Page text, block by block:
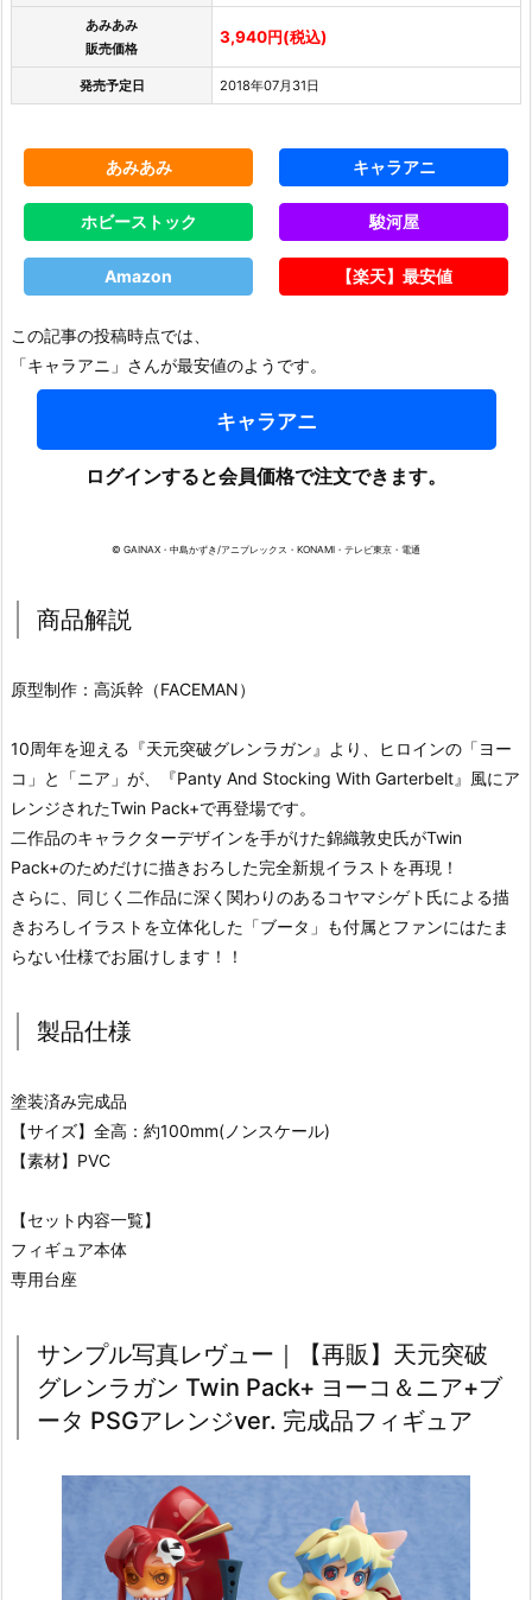
あみあみ
販売価格
3,940円(税込)
発売予定日 2018年07月31日
あみあみ キャラアニ
ホビーストック 駿河屋
Amazon 【楽天】最安値
この記事の投稿時点では、
「キャラアニ」さんが最安値のようです。
キャラアニ
ログインすると会員価格で注文できます。
© GAINAX・中島かずき/アニプレックス・KONAMI・テレビ東京・電通
商品解説
原型制作：高浜幹（FACEMAN）
10周年を迎える『天元突破グレンラガン』より、ヒロインの「ヨー
コ」と「ニア」が、『Panty And Stocking With Garterbelt』風にア
レンジされたTwin Pack+で再登場です。
二作品のキャラクターデザインを手がけた錦織敦史氏がTwin
Pack+のためだけに描きおろした完全新規イラストを再現！
さらに、同じく二作品に深く関わりのあるコヤマシゲト氏による描
きおろしイラストを立体化した「ブータ」も付属とファンにはたま
らない仕様でお届けします！！
製品仕様
塗装済み完成品
【サイズ】全高：約100mm(ノンスケール)
【素材】PVC
【セット内容一覧】
フィギュア本体
専用台座
サンプル写真レヴュー｜【再販】天元突破
グレンラガン Twin Pack+ ヨーコ＆ニア+ブ
ータ PSGアレンジver. 完成品フィギュア